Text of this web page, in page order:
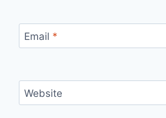
Email *
Website